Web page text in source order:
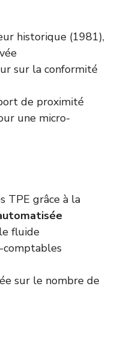
historique (1981),
sur la conformité
de proximité
une micro-
TPE grâce à la
fluide
comptables
sur le nombre de